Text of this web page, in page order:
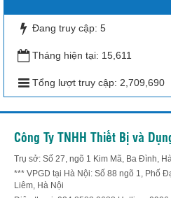
Đang truy cập: 5
Tháng hiện tại: 15,611
Tổng lượt truy cập: 2,709,690
Công Ty TNHH Thiết Bị và
Trụ sở: Số 27, ngõ 1 Kim Mã, Ba Đình,
*** VPGD tại Hà Nội: Số 88 ngõ 1, Phố
Liêm, Hà Nội